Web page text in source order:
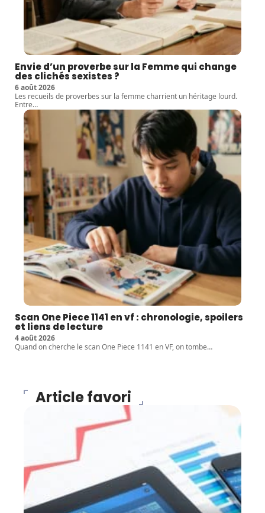
Envie d’un proverbe sur la Femme qui change
des clichés sexistes ?
6 août 2026
Les recueils de proverbes sur la femme charrient un héritage lourd.
Entre…
Scan One Piece 1141 en vf : chronologie, spoilers
et liens de lecture
4 août 2026
Quand on cherche le scan One Piece 1141 en VF, on tombe…
Article favori